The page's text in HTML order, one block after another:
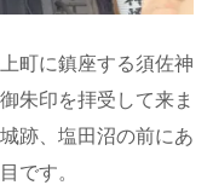
町に鎮座する須佐神
朱印を拝受して来ま
跡、塩田沼の前にあ
です。